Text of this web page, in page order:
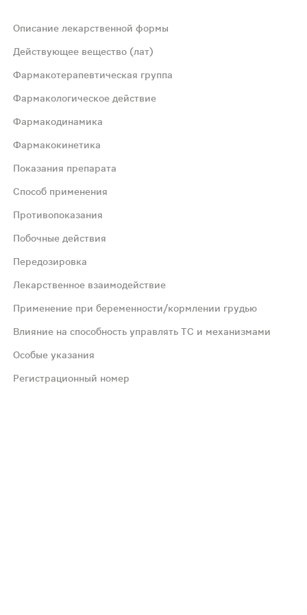
количество препарата. Натрия гиалуронат
синусит, евстахиит, средний отит (в составе
атеросклероз; глаукома; гипертиреоз;
Описание лекарственной формы
Действующее вещество (лат)
Фармакотерапевтическая группа
Фармакологическое действие
Фармакодинамика
Фармакокинетика
Показания препарата
Способ применения
Противопоказания
Побочные действия
Передозировка
Лекарственное взаимодействие
Применение при беременности/кормлении грудью
Влияние на способность управлять ТС и механизмами
Особые указания
Регистрационный номер